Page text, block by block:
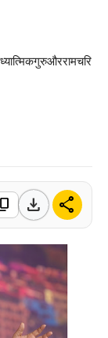
• 30 Mar,
download share